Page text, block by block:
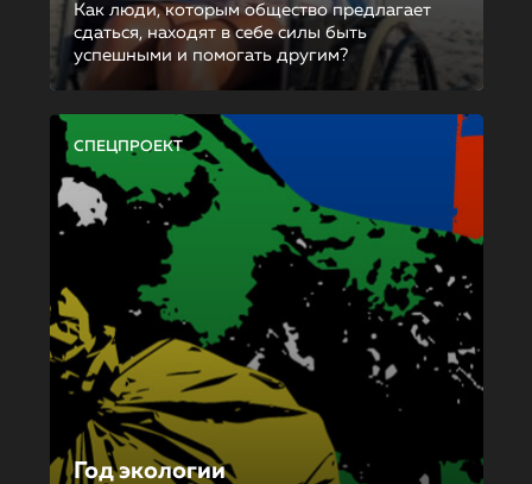
Как люди, которым общество предлагает
сдаться, находят в себе силы быть
успешными и помогать другим?
СПЕЦПРОЕКТ
Год экологии